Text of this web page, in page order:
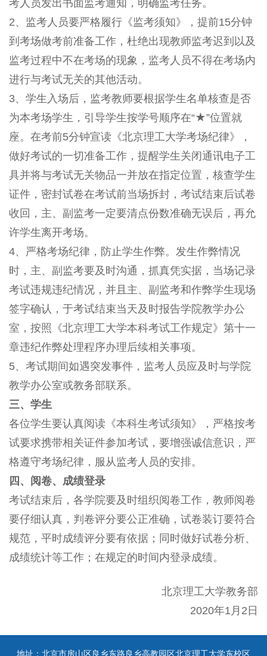
考人员发出书面监考通知，明确监考任务。
2、监考人员要严格履行《监考须知》，提前15分钟
到考场做考前准备工作，杜绝出现教师监考迟到以及
监考过程中不在考场的现象，监考人员不得在考场内
进行与考试无关的其他活动。
3、学生入场后，监考教师要根据学生名单核查是否
为本考场学生，引导学生按学号顺序在“★”位置就
座。在考前5分钟宣读《北京理工大学考场纪律》，
做好考试的一切准备工作，提醒学生关闭通讯电子工
具并将与考试无关物品一并放在指定位置，核查学生
证件，密封试卷在考试前当场拆封，考试结束后试卷
收回，主、副监考一定要清点份数准确无误后，再允
许学生离开考场。
4、严格考场纪律，防止学生作弊。发生作弊情况
时，主、副监考要及时沟通，抓真凭实据，当场记录
考试违规违纪情况，并且主、副监考和作弊学生现场
签字确认，于考试结束当天及时报告学院教学办公
室，按照《北京理工大学本科考试工作规定》第十一
章违纪作弊处理程序办理后续相关事项。
5、考试期间如遇突发事件，监考人员应及时与学院
教学办公室或教务部联系。
三、学生
各位学生要认真阅读《本科生考试须知》，严格按考
试要求携带相关证件参加考试，要增强诚信意识，严
格遵守考场纪律，服从监考人员的安排。
四、阅卷、成绩登录
考试结束后，各学院要及时组织阅卷工作，教师阅卷
要仔细认真，判卷评分要公正准确，试卷装订要符合
规范，平时成绩评分要有依据；同时做好试卷分析、
成绩统计等工作；在规定的时间内登录成绩。
北京理工大学教务部
2020年1月2日
地址：北京市房山区良乡东路良乡高教园区北京理工大学东校区